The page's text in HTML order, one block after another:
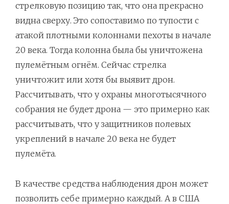
стрелковую позицию так, что она прекрасно
видна сверху. Это сопоставимо по тупости с
атакой плотными колоннами пехоты в начале
20 века. Тогда колонна была бы уничтожена
пулемётным огнём. Сейчас стрелка
уничтожит или хотя бы выявит дрон.
Рассчитывать, что у охраны многотысячного
собрания не будет дрона — это примерно как
рассчитывать, что у защитников полевых
укреплений в начале 20 века не будет
пулемёта.
В качестве средства наблюдения дрон может
позволить себе примерно каждый. А в США